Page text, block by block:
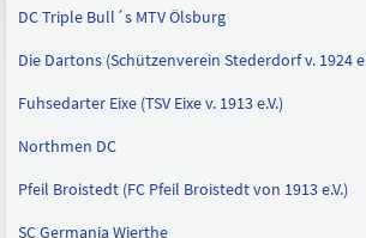
DC Triple Bull´s MTV Ölsburg
Die Dartons (Schützenverein Stederdorf v. 1924
Fuhsedarter Eixe (TSV Eixe v. 1913 e.V.)
Northmen DC
Pfeil Broistedt (FC Pfeil Broistedt von 1913 e.V.)
SC Germania Wierthe